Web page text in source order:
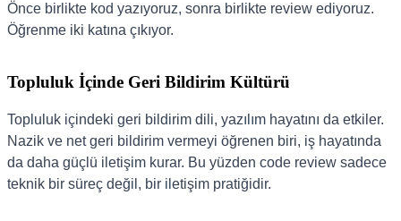
Önce birlikte kod yazıyoruz, sonra birlikte review ediyoruz.
Öğrenme iki katına çıkıyor.
Topluluk İçinde Geri Bildirim Kültürü
Topluluk içindeki geri bildirim dili, yazılım hayatını da etkiler.
Nazik ve net geri bildirim vermeyi öğrenen biri, iş hayatında
da daha güçlü iletişim kurar. Bu yüzden code review sadece
teknik bir süreç değil, bir iletişim pratiğidir.